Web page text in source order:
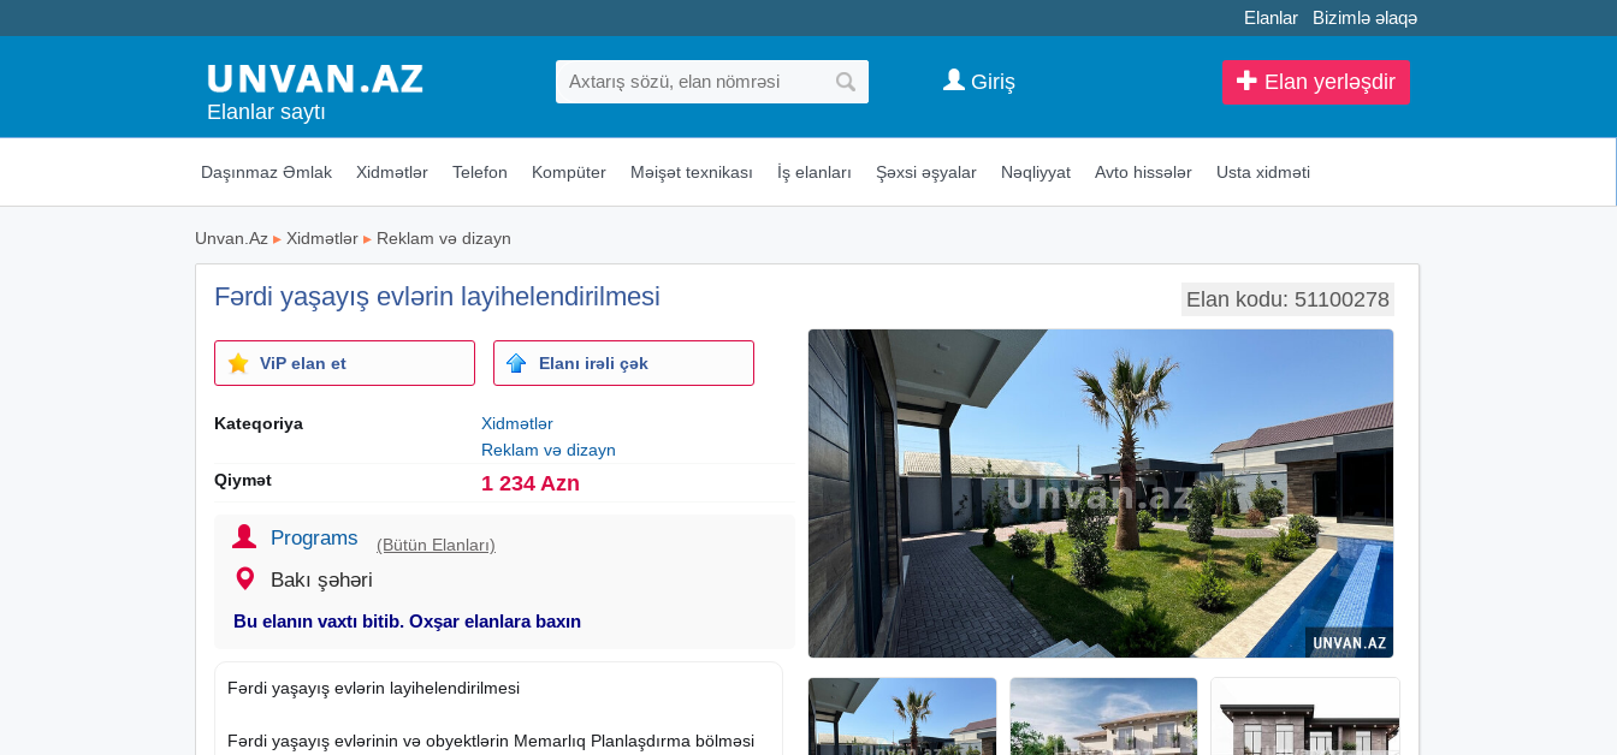
Elanlar Bizimlə əlaqə
Elanlar saytı
Elan yerləşdir
Giriş
Daşınmaz Əmlak Xidmətlər Telefon Kompüter Məişət texnikası İş elanları Şəxsi əşyalar Nəqliyyat Avto hissələr Usta xidməti
Unvan.Az ▸ Xidmətlər ▸ Reklam və dizayn
Fərdi yaşayış evlərin layihelendirilmesi Elan kodu: 51100278
ViP elan et Elanı irəli çək
Kateqoriya
Xidmətlər
Reklam və dizayn
Qiymət
1 234 Azn
Programs (Bütün Elanları)
Bakı şəhəri
Bu elanın vaxtı bitib. Oxşar elanlara baxın
Fərdi yaşayış evlərin layihelendirilmesi
Fərdi yaşayış evlərinin və obyektlərin Memarlıq Planlaşdırma bölməsi